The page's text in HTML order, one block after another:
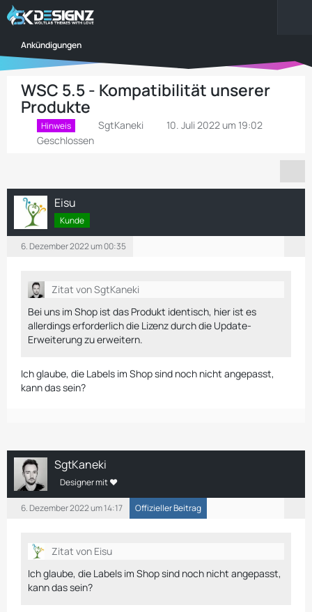
Ankündigungen
WSC 5.5 - Kompatibilität unserer
Produkte
Hinweis SgtKaneki
10. Juli 2022 um 19:02
Geschlossen
Eisu
Kunde
6. Dezember 2022 um 00:35
Zitat von SgtKaneki
Bei uns im Shop ist das Produkt identisch, hier ist es
allerdings erforderlich die Lizenz durch die Update-
Erweiterung zu erweitern.
Ich glaube, die Labels im Shop sind noch nicht angepasst,
kann das sein?
SgtKaneki
Designer mit ❤
6. Dezember 2022 um 14:17 Offizieller Beitrag
Zitat von Eisu
Ich glaube, die Labels im Shop sind noch nicht angepasst,
kann das sein?